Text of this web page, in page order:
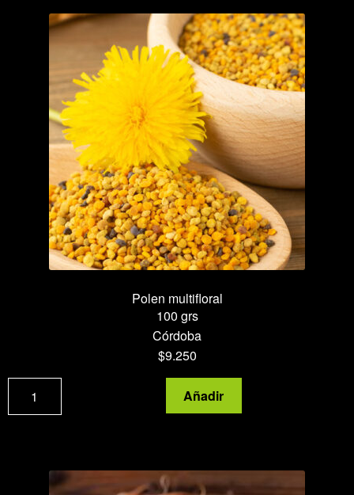
ruda
hembra
y
macho
especial
2024
cantidad
Polen multifloral
100 grs
Córdoba
$9.250
Polen
multifloral
Añadir